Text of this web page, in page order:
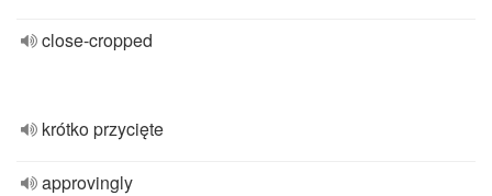
close-cropped
krótko przycięte
approvingly